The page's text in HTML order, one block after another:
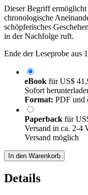
Dieser Begriff ermöglicht
chronologische
schöpferisches
in der Nachfolge ruft.
Ende der Leseprobe aus
eBook fürUS$
Sofort
Format: PDF und
Paperback für
Versand in ca. 2-4
Versand möglich
In den Warenkorb
Details